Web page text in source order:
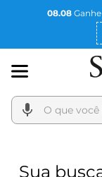
08.08Ganhe
O que você